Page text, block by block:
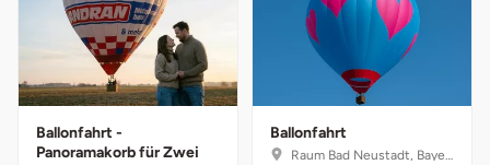
Ballonfahrt -
Panoramakorb für Zwei
Ballonfahrt
Raum Bad Neustadt, Bayern